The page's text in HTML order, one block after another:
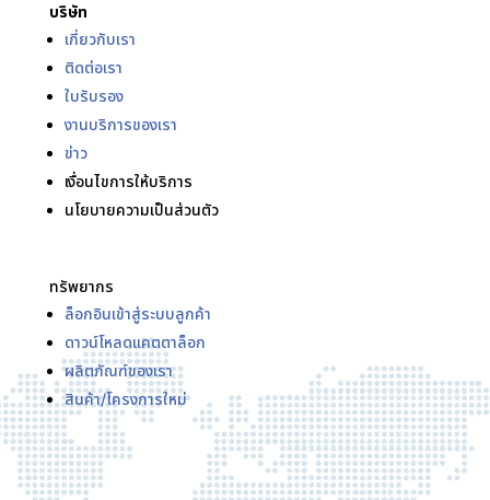
บริษัท
เกี่ยวกับเรา
ติดต่อเรา
ใบรับรอง
งานบริการของเรา
ข่าว
เงื่อนไขการให้บริการ
นโยบายความเป็นส่วนตัว
ทรัพยากร
ล็อกอินเข้าสู่ระบบลูกค้า
ดาวน์โหลดแคตตาล็อก
ผลิตภัณฑ์ของเรา
สินค้า/โครงการใหม่